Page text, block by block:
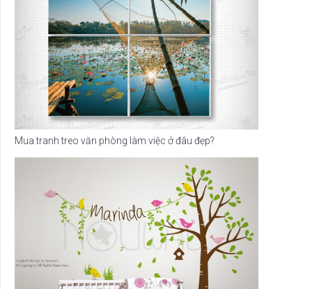
Mua tranh treo văn phòng làm việc ở đâu đẹp?